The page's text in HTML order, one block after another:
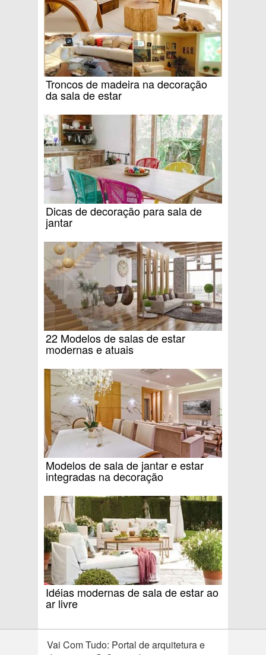
Troncos de madeira na decoração
da sala de estar
Dicas de decoração para sala de
jantar
22 Modelos de salas de estar
modernas e atuais
Modelos de sala de jantar e estar
integradas na decoração
Idéias modernas de sala de estar ao
ar livre
Vai Com Tudo: Portal de arquitetura e